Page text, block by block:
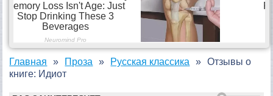
Главная Проза Русская классика
Отзывы о
книге: Идиот